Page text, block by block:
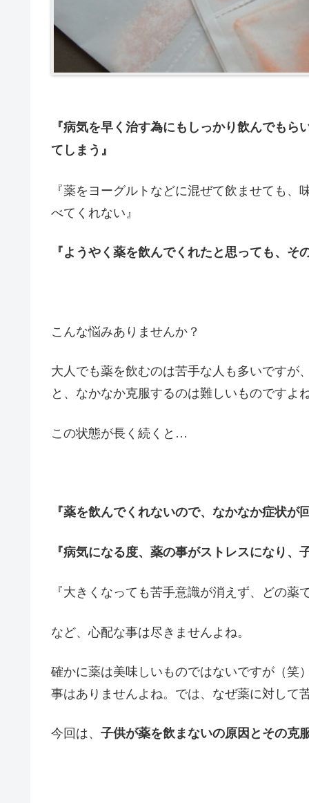
『病気を早く治す為にもしっかり飲んでも
てしまう』
『薬をヨーグルトなどに混ぜて飲ませても
べてくれない』
『ようやく薬を飲んでくれたと思っても、
こんな悩みありませんか？
大人でも薬を飲むのは苦手な人も多いですが
と、なかなか克服するのは難しいものですよ
この状態が長く続くと…
『薬を飲んでくれないので、なかなか症状が
『病気になる度、薬の事がストレスになり
『大きくなっても苦手意識が消えず、どの
など、心配な事は尽きませんよね。
確かに薬は美味しいものではないですが（笑
事はありませんよね。では、なぜ薬に対して
今回は、 子供が薬を飲まないの原因とその克